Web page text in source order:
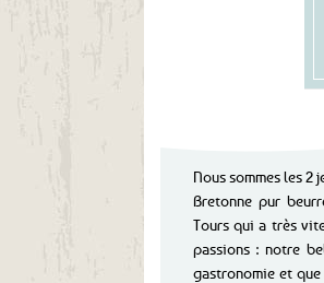
Nous sommes les 2
Bretonne pur
Tours qui a très
passions : notre
gastronomie et